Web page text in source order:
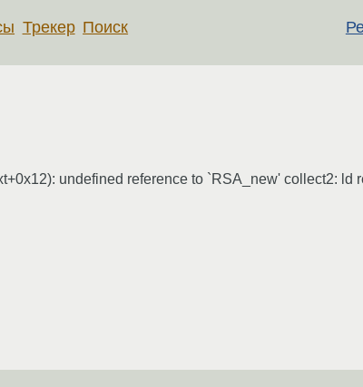
Трекер Поиск
undefined reference to `RSA_new' collect2: ld